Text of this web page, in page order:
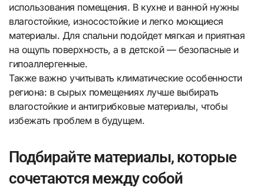
использования помещения. В кухне и ванной нужны
влагостойкие, износостойкие и легко моющиеся
материалы. Для спальни подойдет мягкая и приятная
на ощупь поверхность, а в детской — безопасные и
гипоаллергенные.
Также важно учитывать климатические особенности
региона: в сырых помещениях лучше выбирать
влагостойкие и антигрибковые материалы, чтобы
избежать проблем в будущем.
Подбирайте материалы, которые
сочетаются между собой